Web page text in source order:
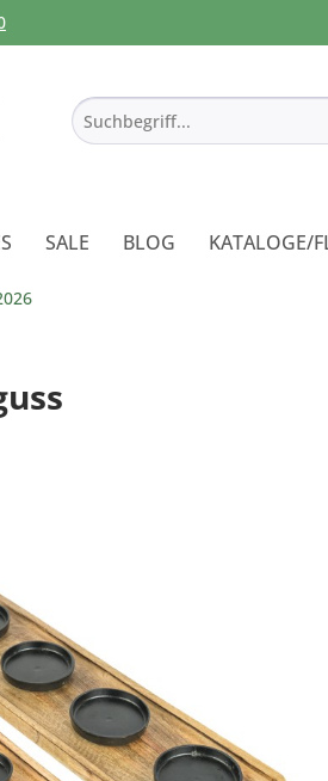
SALE BLOG KATALOGE/